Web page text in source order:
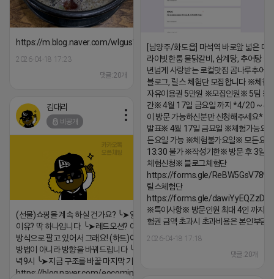
https://m.blog.naver.com/wlgus1647/224253846149
2026-04-18 17:23
댓글:20개
[남양주/화도읍] 마석역 바로앞 넓은 매
라이빗한룸 물닭갈비, 삼계탕, 추어탕 맛
년넘게 사랑받는 로컬맛집 곰나루추어
블로그, 릴스 체험단 모집합니다 ※체험
자유이용권 5만원 ※모집인원※ 5팀 ※
간※ 4월 17일 금요일 까지 *4/20 ~ 4/
이 방문 가능하신분만 신청해주세요* ※
발표※ 4월 17일 금요일 ※체험가능요
든요일 가능 ※체험불가요일※ 모든요
13:30 불가 ※작성기한※ 방문 후 3일
체험신청※ 블로그체험단
https://forms.gle/
릴스체험단
https://forms.gle/
※특이사항※ 방문인원 최대 4인 까지
험권 금액 초과시 초과비용은 본인부담
2026-04-18 17:18
댓글:20개
김대리
비공개
(선물)쇼핑몰 계속 하실 건가요? ╰➤열심히 해도 안되는
이유? 딱 하나입니다. ╰➤레드오션? 아니요! ╰➤모두 같은
방식으로 팔고 있어서 그래요! (하트)이번엔 다릅니다. ╰➤
방법이 아니라 방향을 바꿔드립니다 ╰➤4월 21일(화) 저
녁9시 ╰➤지금 구조를 바꿀 마지막 기회
https://blog.naver.com/eocomim/224250518436